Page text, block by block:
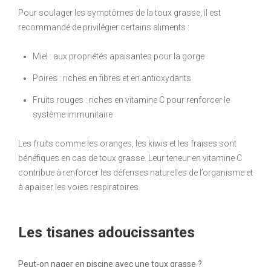
Pour soulager les symptômes de la toux grasse, il est
recommandé de privilégier certains aliments :
Miel : aux propriétés apaisantes pour la gorge
Poires : riches en fibres et en antioxydants
Fruits rouges : riches en vitamine C pour renforcer le
système immunitaire
Les fruits comme les oranges, les kiwis et les fraises sont
bénéfiques en cas de toux grasse. Leur teneur en vitamine C
contribue à renforcer les défenses naturelles de l’organisme et
à apaiser les voies respiratoires.
Les tisanes adoucissantes
Peut-on nager en piscine avec une toux grasse ?